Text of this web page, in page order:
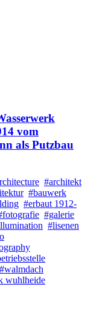
vom
als Putzbau
#architekt
#bauwerk
#erbaut 1912-
#galerie
#lisenen
#walmdach
wuhlheide